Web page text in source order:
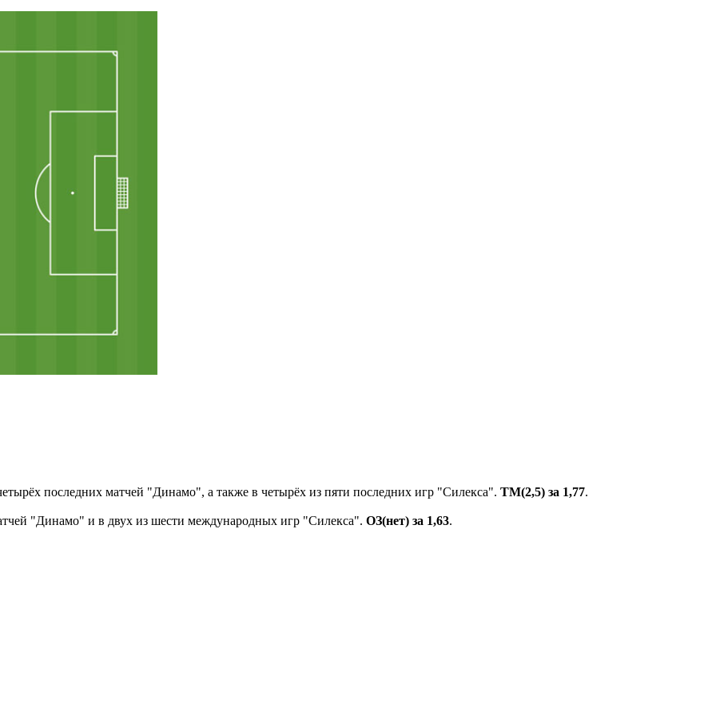
последних матчей "Динамо", а также в четырёх из пяти последних игр "Силекса". ТМ(2,5) за 1,77.
"Динамо" и в двух из шести международных игр "Силекса". ОЗ(нет) за 1,63.